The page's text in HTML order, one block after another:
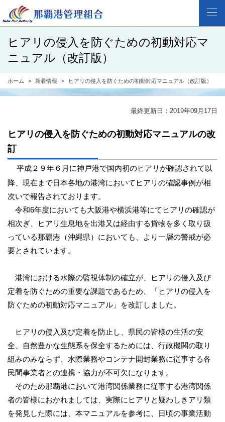
ヒアリの侵入を防ぐための初動対応マ
ニュアル（改訂版）
ホーム 新着情報 ヒアリの侵入を防ぐための初動対応マニュアル（改訂版）
最終更新日：2019年09月17日
ヒアリの侵入を防ぐための初動対応マニュアルの改
訂
平成２９年６月に神戸港で国内初のヒアリが確認されて以
降、現在まで日本各地の港湾においてヒアリの確認事例が相
次いで報告されております。
令和6年度においても大阪港や横浜港等にてヒアリの確認が
相次ぎ、ヒアリ生息地を出港又は経由する貨物を多く取り扱
っている那覇港（沖縄県）においても、より一層の警戒が必
要とされています。
港湾における水際の監視体制の確立が、ヒアリの侵入及び
定着を防ぐための重要な課題であるため、「ヒアリの侵入を
防ぐための初動対応マニュアル」を改訂しました。
ヒアリの侵入及び定着を防止し、県民の皆様の生活の安
全、自然豊かな生態系を保全するためには、行政機関の取り
組みのみならず、水際業務やコンテナ開封業務に従事する各
民間事業者との連携・協力が不可欠になります。
そのため那覇港において港湾関係業務に従事する港湾関係
者の皆様におかれましては、実際にヒアリと疑わしきアリ類
を発見した際には、本マニュアルを参考に、日頃の事業活動